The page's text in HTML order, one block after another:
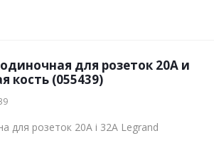
для розеток 20А и
кость (055439)
для розеток 20А і 32А Legrand